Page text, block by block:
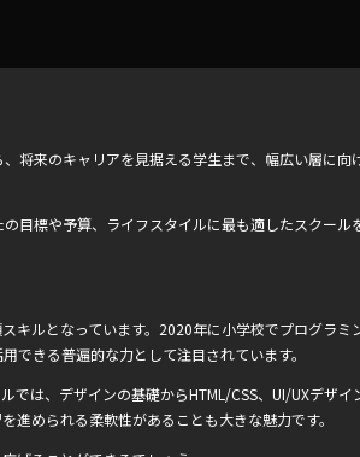
将来のキャリアを見据える学生まで、幅広い層に向
目標や予算、ライフスタイルに最も適したスクール
キルとなっています。2020年に小学校でプログラミ
きる普遍的な力として注目されています。
は、デザインの基礎からHTML/CSS、UI/UXデザイ
められる柔軟性があることも大きな魅力です。